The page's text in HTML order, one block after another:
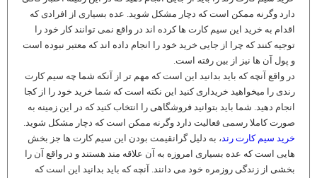
دارد وگرنه ممکن است که دچار مشکل شوید. عده بسیاری از افرادی که
اقدام به خرید این سیم کارت ها کرده اند در واقع نمی توانند کار خود را
توجیه کنند که چرا از جایی خرید خود را انجام داده اند که معتبر نبوده است
و پول آن ها نیز از بین رفته است.
در واقع آنچه که باید بدانید این است که مهم تر از آنکه شما چه سیم کارت
رندی را میخواهید خریداری کنید این نکته است که شما خرید خود را از کجا
انجام دهید. شما باید بتوانید فروشگاهی را انتخاب کنید که در این زمینه به
صورت کاملا رسمی فعالیت دارد وگرنه ممکن است که دچار مشکل شوید.
خرید سیم کارت رند ، به دلیل گرانقیمت بودن این سیم کارت ها جز بخش
هایی است که عده بسیاری امروزه به آن علاقه مند هستند و در واقع آن را
بخشی از زندگی روزمره خود می دانند. آنچه که باید بدانید این است که